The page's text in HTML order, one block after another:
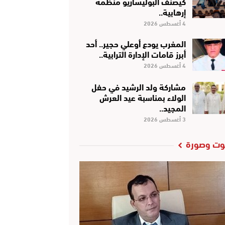
إرهابية..
4 أغسطس 2026
المغرب يودع أوعلي حجير.. أحد
أبرز قامات الإدارة الترابية..
4 أغسطس 2026
مشاركة ولد الرشيد في حفل
الولاء بمناسبة عيد العرش
المجيد..
3 أغسطس 2026
وصورة